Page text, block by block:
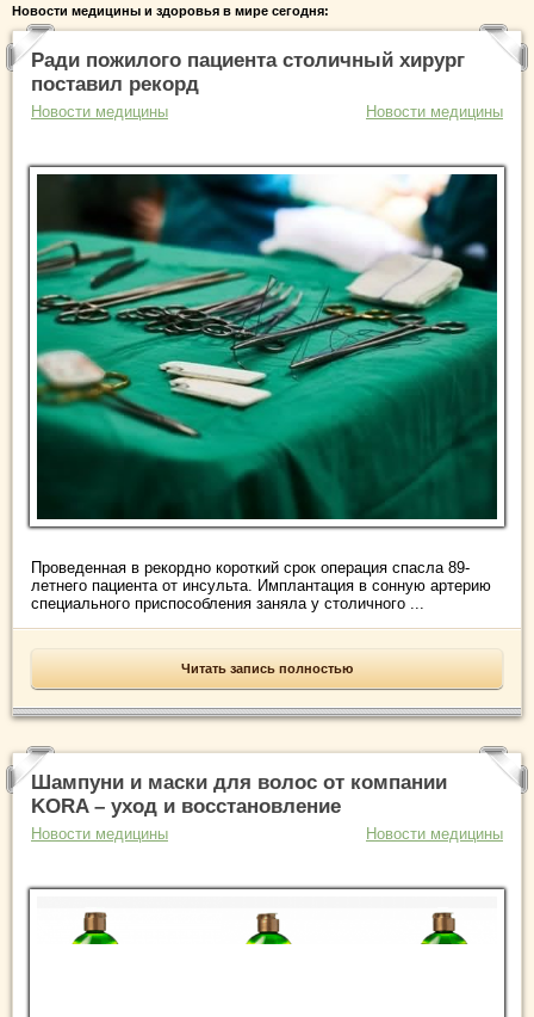
Новости медицины и здоровья в мире сегодня:
Ради пожилого пациента столичный хирург
поставил рекорд
Новости медицины Новости медицины
Проведенная в рекордно короткий срок операция спасла 89-
летнего пациента от инсульта. Имплантация в сонную артерию
специального приспособления заняла у столичного ...
Читать запись полностью
Шампуни и маски для волос от компании
KORA – уход и восстановление
Новости медицины Новости медицины